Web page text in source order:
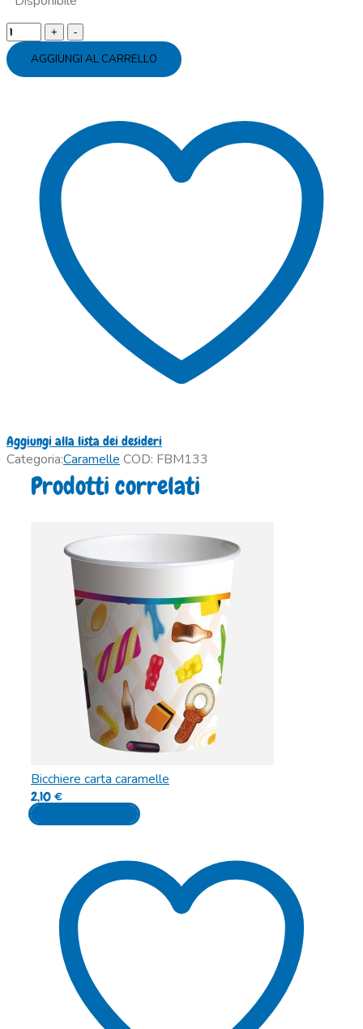
Tovaglioli
carta
caramelle
AGGIUNGI AL CARRELLO
Aggiungi alla lista dei desideri
Categoria:Caramelle COD: FBM133
Prodotti correlati
Bicchiere carta caramelle
2,10€
Aggiungi al carrello